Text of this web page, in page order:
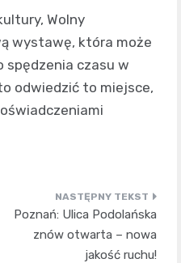
Wolny
wystawę, która może
spędzenia czasu w
odwiedzić to miejsce,
Poznań: Ulica Podolańska
znów otwarta – nowa
jakość ruchu!